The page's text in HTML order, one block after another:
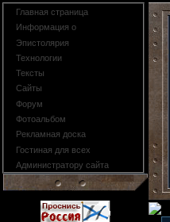
Главная страница
Информация о
Эпистолярия
Технологии
Тексты
Сайты
Форум
Фотоальбом
Рекламная доска
Гостиная для всех
Администратору сайта